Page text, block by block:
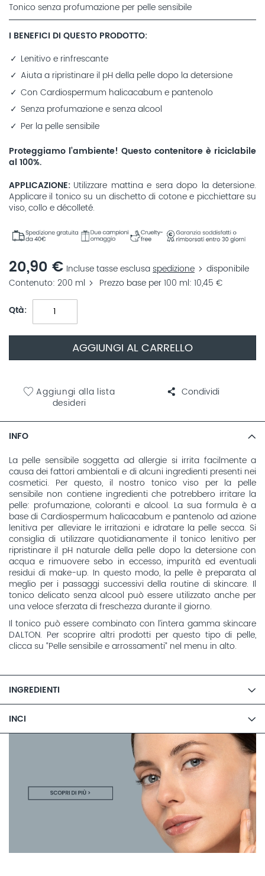
Tonico senza profumazione per pelle sensibile
I BENEFICI DI QUESTO PRODOTTO
Lenitivo e rinfrescante
Aiuta a ripristinare il pH della pelle dopo la detersione
Con Cardiospermum halicacabum e pantenolo
Senza profumazione e senza alcool
Per la pelle sensibile
Proteggiamo l’ambiente! Questo contenitore è riciclabile
al 100%.
APPLICAZIONE Utilizzare mattina e sera dopo la detersione.
Applicare il tonico su un dischetto di cotone e picchiettare su
viso, collo e décolleté.
20,90 € Incluse tasse esclusaspedizione
disponibile
Contenuto 200 ml Prezzo base per 100 ml 10,45 €
Qtà
AGGIUNGI AL CARRELLO
Aggiungi alla lista
desideri
Condividi
INFO
La pelle sensibile soggetta ad allergie si irrita facilmente a
causa dei fattori ambientali e di alcuni ingredienti presenti nei
cosmetici. Per questo, il nostro tonico viso per la pelle
sensibile non contiene ingredienti che potrebbero irritare la
pelle: profumazione, coloranti e alcool. La sua formula è a
base di Cardiospermum halicacabum e pantenolo ad azione
lenitiva per alleviare le irritazioni e idratare la pelle secca. Si
consiglia di utilizzare quotidianamente il tonico lenitivo per
ripristinare il pH naturale della pelle dopo la detersione con
acqua e rimuovere sebo in eccesso, impurità ed eventuali
residui di make-up. In questo modo, la pelle è preparata al
meglio per i passaggi successivi della routine di skincare. Il
tonico delicato senza alcool può essere utilizzato anche per
una veloce sferzata di freschezza durante il giorno.
Il tonico può essere combinato con l’intera gamma skincare
DALTON. Per scoprire altri prodotti per questo tipo di pelle,
clicca su “Pelle sensibile e arrossamenti” nel menu in alto.
INGREDIENTI
INCI